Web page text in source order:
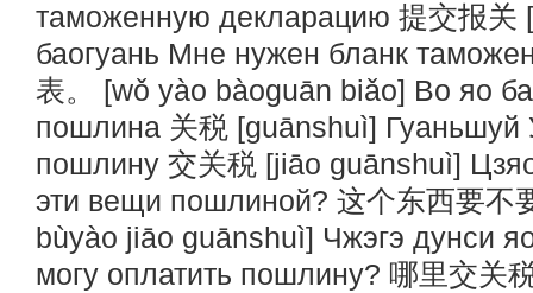
таможенную декларацию 提交报关
баогуань Мне нужен бланк
表。 [wǒ yào bàoguān biǎo] Во яо
пошлина 关税 [guānshuì] Гуаньшуй
пошлину 交关税 [jiāo guānshuì]
эти вещи пошлиной? 这个东西要不
bùyào jiāo guānshuì] Чжэгэ дунси
могу оплатить пошлину? 哪里交关